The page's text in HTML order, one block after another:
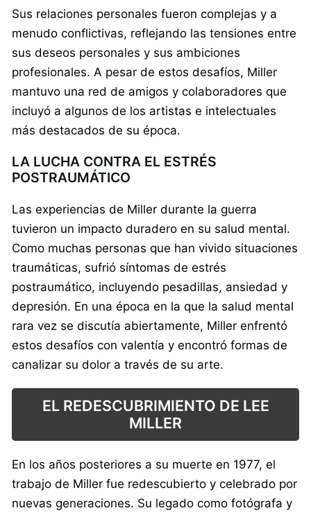
Sus relaciones personales fueron complejas y a
menudo conflictivas, reflejando las tensiones entre
sus deseos personales y sus ambiciones
profesionales. A pesar de estos desafíos, Miller
mantuvo una red de amigos y colaboradores que
incluyó a algunos de los artistas e intelectuales
más destacados de su época.
LA LUCHA CONTRA EL ESTRÉS
POSTRAUMÁTICO
Las experiencias de Miller durante la guerra
tuvieron un impacto duradero en su salud mental.
Como muchas personas que han vivido situaciones
traumáticas, sufrió síntomas de estrés
postraumático, incluyendo pesadillas, ansiedad y
depresión. En una época en la que la salud mental
rara vez se discutía abiertamente, Miller enfrentó
estos desafíos con valentía y encontró formas de
canalizar su dolor a través de su arte.
EL REDESCUBRIMIENTO DE LEE
MILLER
En los años posteriores a su muerte en 1977, el
trabajo de Miller fue redescubierto y celebrado por
nuevas generaciones. Su legado como fotógrafa y